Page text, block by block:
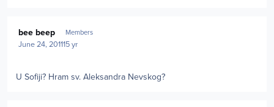
bee beep Members
June 24, 201115 yr
U Sofiji? Hram sv. Aleksandra Nevskog?